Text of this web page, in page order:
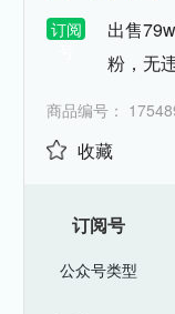
订阅
出售
粉，无
商品编号：
收藏
订阅号
公众号类型